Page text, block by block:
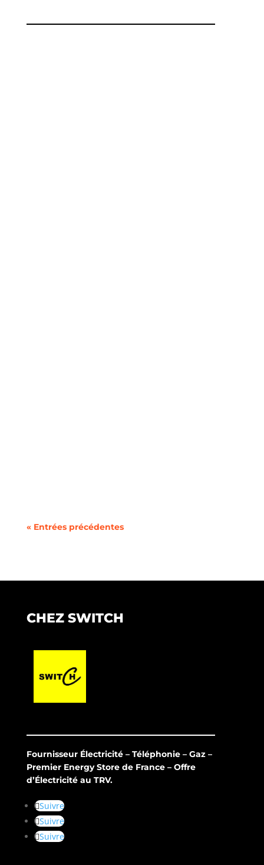
« Entrées précédentes
CHEZ SWITCH
Fournisseur Électricité – Téléphonie – Gaz –
Premier Energy Store de France – Offre
d’Électricité au TRV.
Suivre
Suivre
Suivre